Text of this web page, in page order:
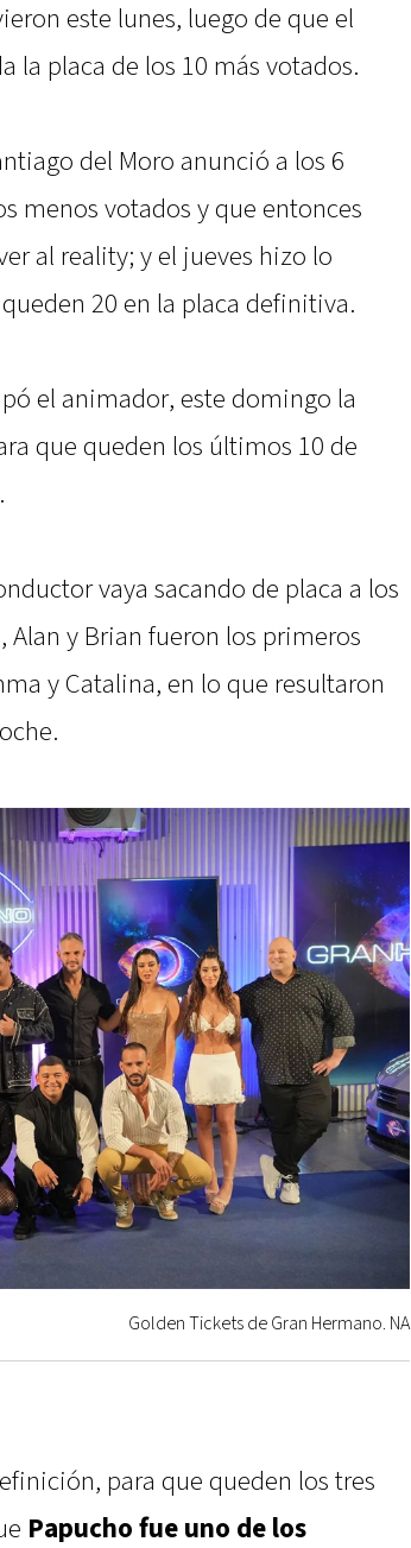
este lunes, luego de que el
la placa de los 10 más votados.
del Moro anunció a los 6
menos votados y que entonces
al reality; y el jueves hizo lo
20 en la placa definitiva.
el animador, este domingo la
que queden los últimos 10 de
vaya sacando de placa a los
Alan y Brian fueron los primeros
y Catalina, en lo que resultaron
Golden Tickets de Gran Hermano. NA
para que queden los tres
Papucho fue uno de los